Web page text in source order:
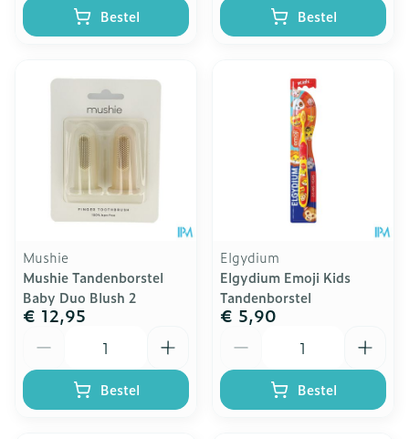
Bestel Bestel
Mushie
Mushie Tandenborstel
Baby Duo Blush 2
€ 12,95
Bestel
Elgydium
Elgydium Emoji Kids
Tandenborstel
€ 5,90
Bestel